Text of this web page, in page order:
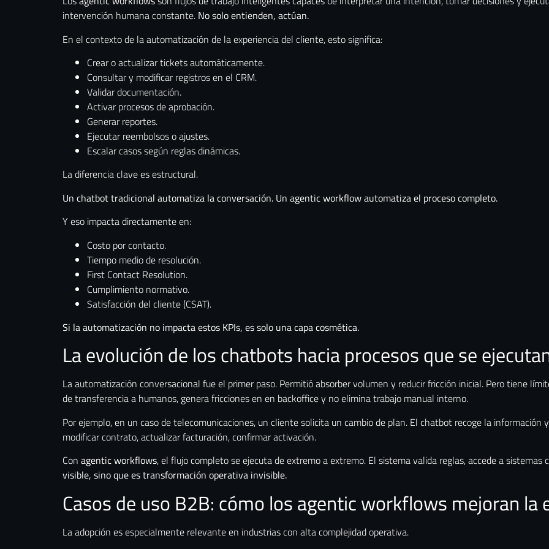
intervención humana constante. No solo entienden, actúan.
En el contexto de la automatización de la experiencia del cliente, esto significa:
Crear o actualizar tickets automáticamente.
Consultar y modificar registros en el CRM.
Validar documentación.
Activar procesos de aprobación.
Generar reportes.
Ejecutar reembolsos o ajustes.
Escalar casos según reglas dinámicas.
La diferencia clave es estructural.
Un chatbot tradicional automatiza la conversación. Un agentic workflow automatiza el proceso completo.
Y eso impacta directamente en:
Costo por contacto.
Tiempo medio de resolución.
First Contact Resolution.
Cumplimiento normativo.
Satisfacción del cliente (CSAT).
Si la automatización no impacta estos KPIs, es solo una capa cosmética.
La evolución de los chatbots hacia procesos que se
La automatización conversacional fue el primer paso. Permitió absorber volumen y reducir fricción inicial. Pero tiene
de transferencia a humanos, genera fricciones en en backoffice y no elimina trabajo manual interno.
Por ejemplo, en un caso de telecomunicaciones, un cliente solicita un cambio de plan. El chatbot recoge la
modificar contrato, actualizar facturación, confirmar activación.
Con agentic workflows, el flujo completo se ejecuta de extremo a extremo. El sistema valida reglas, accede a
visible, sino que es transformación operativa invisible.
Casos de uso B2B: cómo los agentic workflows mejoran la
La adopción es especialmente relevante en industrias con alta complejidad operativa.